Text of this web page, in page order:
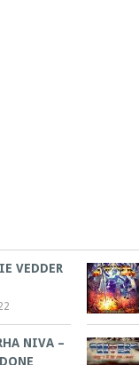
VEDDER
NIVA –